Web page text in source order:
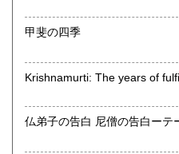
甲斐の四季
Krishnamurti: The years of
仏弟子の告白 尼僧の告白ーテ